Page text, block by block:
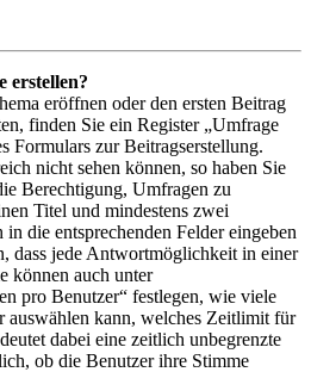
erstellen?
eröffnen oder den ersten Beitrag
finden Sie ein Register „Umfrage
Formulars zur Beitragserstellung.
nicht sehen können, so haben Sie
Berechtigung, Umfragen zu
Titel und mindestens zwei
die entsprechenden Felder eingeben
dass jede Antwortmöglichkeit in einer
können auch unter
pro Benutzer“ festlegen, wie viele
auswählen kann, welches Zeitlimit für
dabei eine zeitlich unbegrenzte
ob die Benutzer ihre Stimme